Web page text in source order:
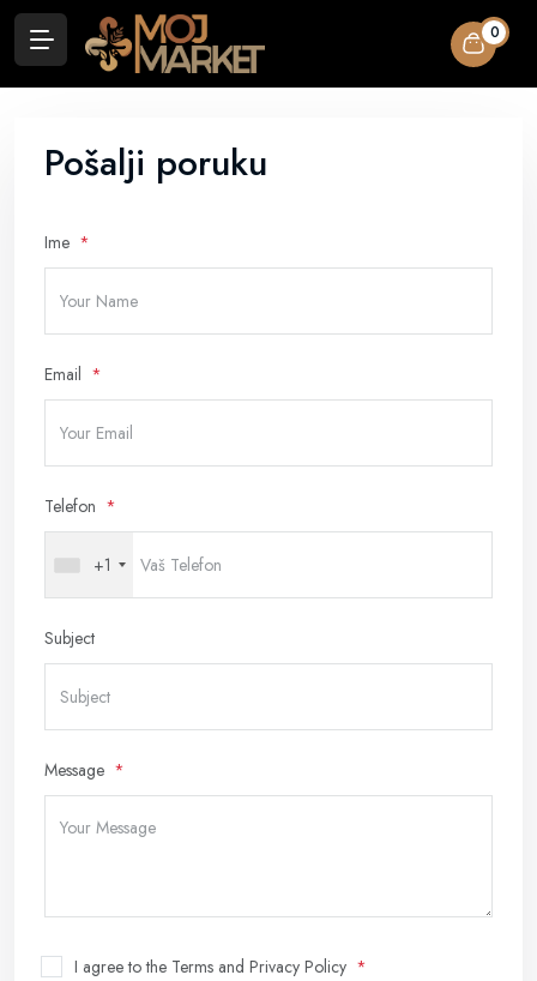
0
Pošalji poruku
Ime
Email
Telefon
+1
Subject
Message
I agree to the Terms and Privacy Policy